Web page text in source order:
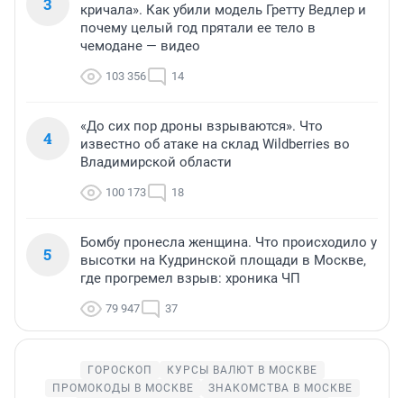
кричала». Как убили модель Гретту Ведлер и
почему целый год прятали ее тело в
чемодане — видео
103 356 14
4
«До сих пор дроны взрываются». Что
известно об атаке на склад Wildberries во
Владимирской области
100 173 18
5
Бомбу пронесла женщина. Что происходило у
высотки на Кудринской площади в Москве,
где прогремел взрыв: хроника ЧП
79 947 37
ГОРОСКОП
КУРСЫ ВАЛЮТ В МОСКВЕ
ПРОМОКОДЫ В МОСКВЕ
ЗНАКОМСТВА В МОСКВЕ